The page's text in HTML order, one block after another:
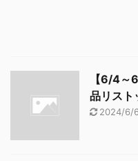
【6/4～
品リスト
2024/6/6